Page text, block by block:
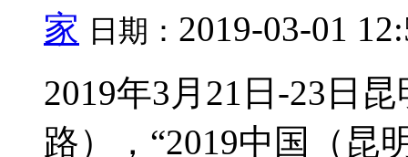
家 日期： 2019-03-01
2019年3月21日-23日
路），“2019中国（昆